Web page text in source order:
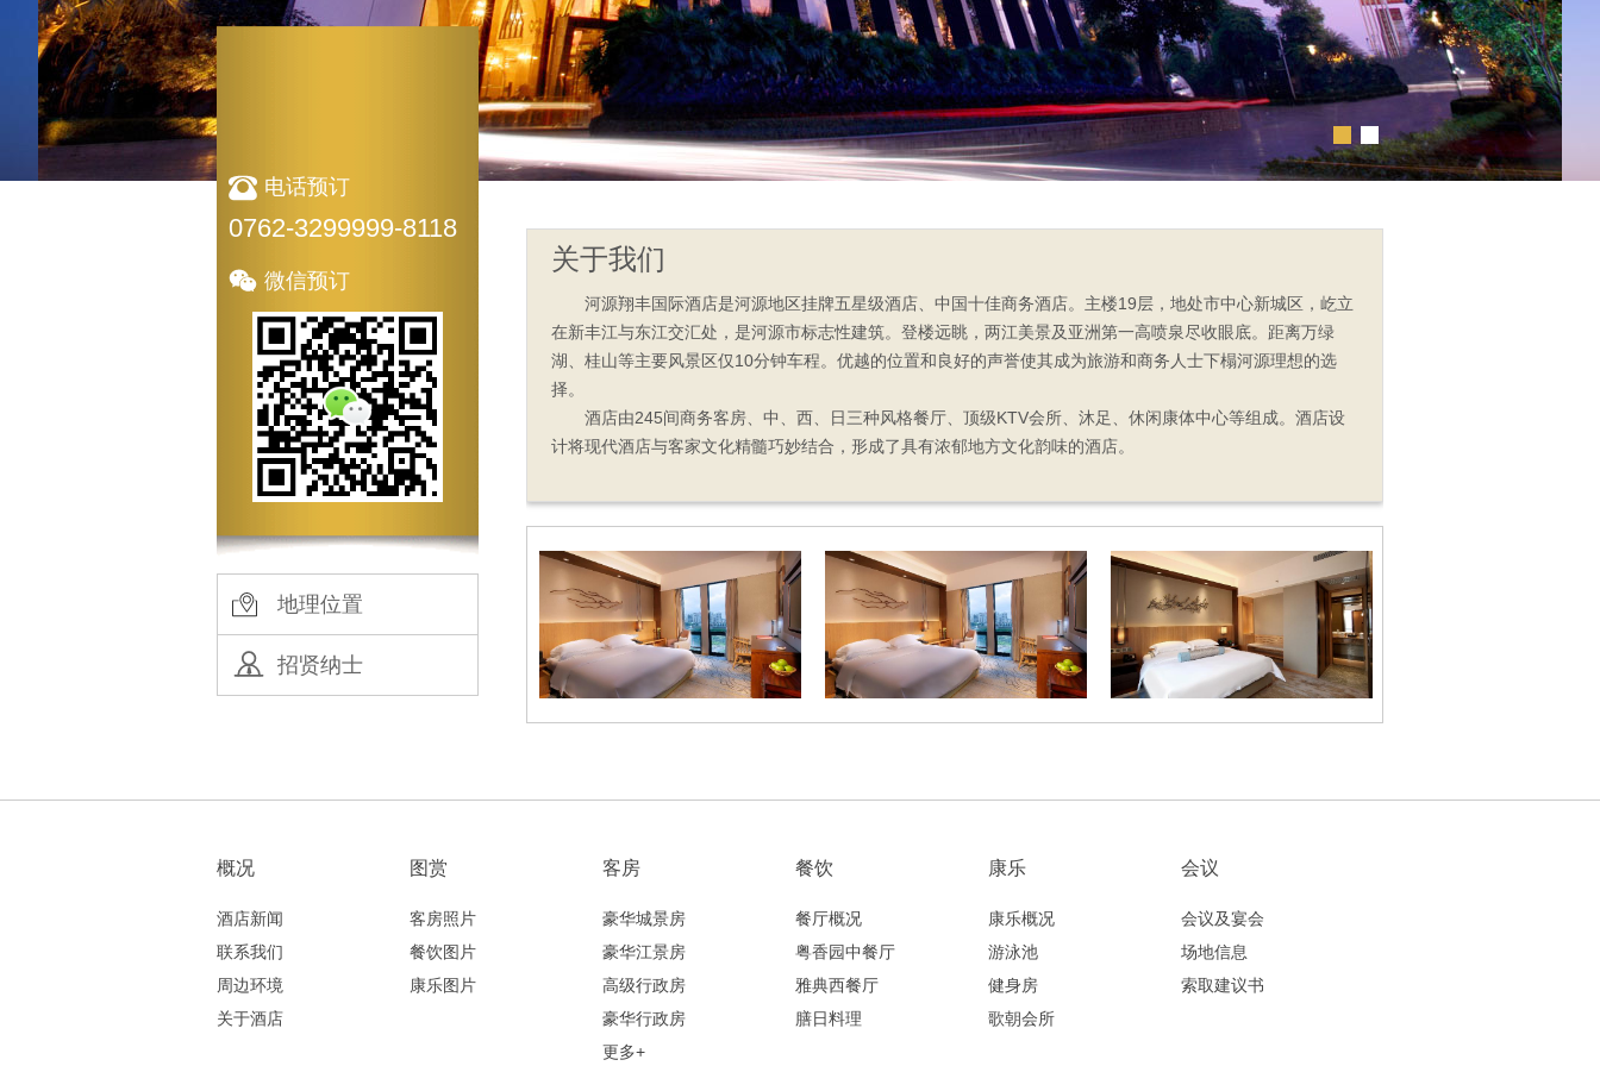
1 2
电话预订
0762-3299999-8118
微信预订
地理位置
招贤纳士
关于我们
河源翔丰国际酒店是河源地区挂牌五星级酒店、中国十佳商务酒店。主楼19层，地处市中心新城区，屹立
在新丰江与东江交汇处，是河源市标志性建筑。登楼远眺，两江美景及亚洲第一高喷泉尽收眼底。距离万绿
湖、桂山等主要风景区仅10分钟车程。 优越的位置和良好的声誉使其成为旅游和商务人士下榻河源理想的选
择。
酒店由245间商务客房、中、西、日三种风格餐厅、顶级KTV会所、沐足、休闲康体中心等组成。酒店设
计将现代酒店与客家文化精髓巧妙结合，形成了具有浓郁地方文化韵味的酒店。
概况
酒店新闻
联系我们
周边环境
关于酒店
图赏
客房照片
餐饮图片
康乐图片
客房
豪华城景房
豪华江景房
高级行政房
豪华行政房
更多+
餐饮
餐厅概况
粤香园中餐厅
雅典西餐厅
膳日料理
康乐
康乐概况
游泳池
健身房
歌朝会所
会议
会议及宴会
场地信息
索取建议书